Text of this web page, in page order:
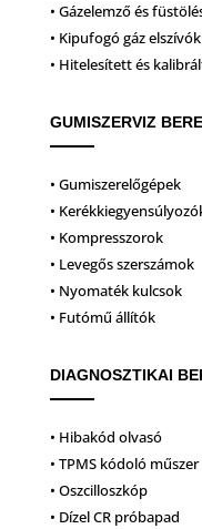
• Gázelemző és
• Kipufogó gáz elszívók
• Hitelesített és
GUMISZERVIZ
• Gumiszerelőgépek
•
• Kompresszorok
• Levegős szerszámok
• Nyomaték kulcsok
• Futómű állítók
DIAGNOSZTIKAI
• Hibakód olvasó
• TPMS kódoló műszer
• Oszcilloszkóp
• Dízel CR próbapad